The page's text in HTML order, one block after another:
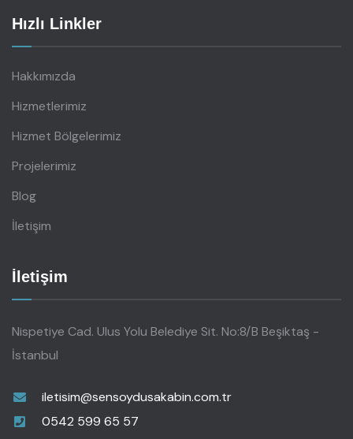
Hızlı Linkler
Hakkımızda
Hizmetlerimiz
Hizmet Bölgelerimiz
Projelerimiz
Blog
İletişim
İletişim
Nispetiye Cad. Ulus Yolu Belediye Sit. No:8/B Beşiktaş -
İstanbul
iletisim@sensoydusakabin.com.tr
0542 599 65 57